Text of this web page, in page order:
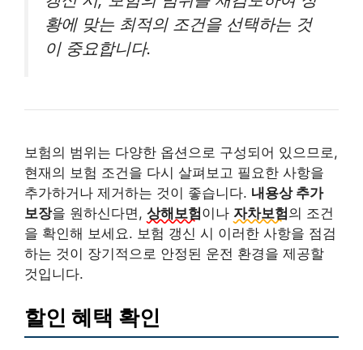
황에 맞는 최적의 조건을 선택하는 것
이 중요합니다.
보험의 범위는 다양한 옵션으로 구성되어 있으므로,
현재의 보험 조건을 다시 살펴보고 필요한 사항을
추가하거나 제거하는 것이 좋습니다. 내용상 추가
보장을 원하신다면, 상해보험이나 자차보험의 조건
을 확인해 보세요. 보험 갱신 시 이러한 사항을 점검
하는 것이 장기적으로 안정된 운전 환경을 제공할
것입니다.
할인 혜택 확인